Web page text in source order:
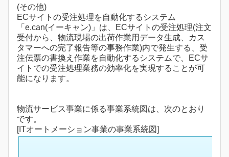
(その他)
ECサイトの受注処理を自動化するシステム
「e.can(イーキャン)」は、ECサイトの受注処理(注文
受付から、物流現場の出荷作業用データ生成、カス
タマーへの完了報告等の事務作業)内で発生する、受
注伝票の書換え作業を自動化するシステムで、ECサ
イトでの受注処理業務の効率化を実現することが可
能になります。
物流サービス事業に係る事業系統図は、次のとおり
です。
[ITオートメーション事業の事業系統図]